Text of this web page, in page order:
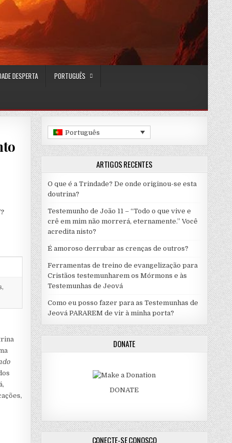
DESPERTA PORTUGUÊS
Português
ARTIGOS RECENTES
O que é a Trindade? De onde originou-se esta
doutrina?
Testemunho de João 11 – “Todo o que vive e
crê em mim não morrerá, eternamente.” Você
acredita nisto?
É amoroso derrubar as crenças de outros?
Ferramentas de treino de evangelização para
Cristãos testemunharem os Mórmons e às
Testemunhas de Jeová
Como eu posso fazer para as Testemunhas de
Jeová PARAREM de vir à minha porta?
DONATE
DONATE
CONECTE-SE CONOSCO